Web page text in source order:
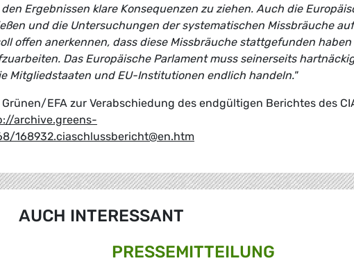
Ergebnissen klare Konsequenzen zu ziehen. Auch die
und die Untersuchungen der systematischen Missbräuche auf
offen anerkennen, dass diese Missbräuche stattgefunden
Das Europäische Parlament muss seinerseits
Mitgliedstaaten und EU-Institutionen endlich handeln."
EFA zur Verabschiedung des endgültigen Berichtes des
archive.greens-
168932.ciaschlussbericht@en.htm
AUCH INTERESSANT
PRESSE­MITTEILUNG